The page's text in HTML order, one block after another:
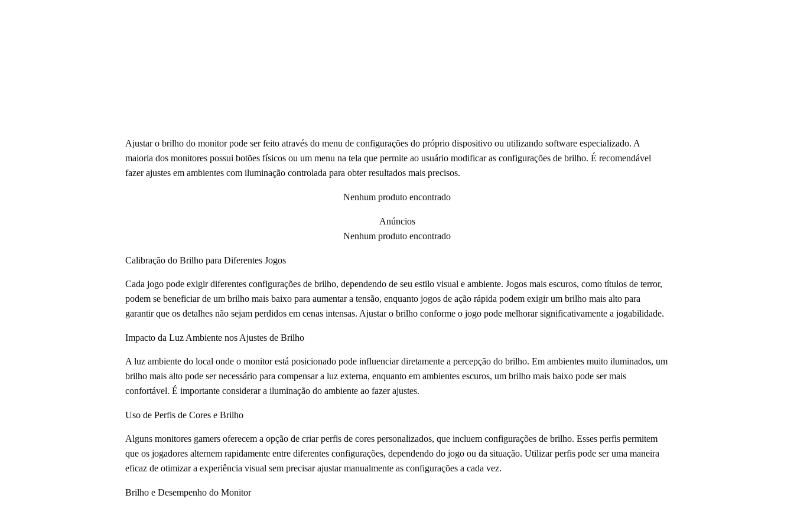
Ajustar o brilho do monitor pode ser feito através do menu de configurações do próprio dispositivo ou utilizando software especializado. A
maioria dos monitores possui botões físicos ou um menu na tela que permite ao usuário modificar as configurações de brilho. É recomendável
fazer ajustes em ambientes com iluminação controlada para obter resultados mais precisos.
Nenhum produto encontrado
Anúncios
Nenhum produto encontrado
Calibração do Brilho para Diferentes Jogos
Cada jogo pode exigir diferentes configurações de brilho, dependendo de seu estilo visual e ambiente. Jogos mais escuros, como títulos de terror,
podem se beneficiar de um brilho mais baixo para aumentar a tensão, enquanto jogos de ação rápida podem exigir um brilho mais alto para
garantir que os detalhes não sejam perdidos em cenas intensas. Ajustar o brilho conforme o jogo pode melhorar significativamente a jogabilidade.
Impacto da Luz Ambiente nos Ajustes de Brilho
A luz ambiente do local onde o monitor está posicionado pode influenciar diretamente a percepção do brilho. Em ambientes muito iluminados, um
brilho mais alto pode ser necessário para compensar a luz externa, enquanto em ambientes escuros, um brilho mais baixo pode ser mais
confortável. É importante considerar a iluminação do ambiente ao fazer ajustes.
Uso de Perfis de Cores e Brilho
Alguns monitores gamers oferecem a opção de criar perfis de cores personalizados, que incluem configurações de brilho. Esses perfis permitem
que os jogadores alternem rapidamente entre diferentes configurações, dependendo do jogo ou da situação. Utilizar perfis pode ser uma maneira
eficaz de otimizar a experiência visual sem precisar ajustar manualmente as configurações a cada vez.
Brilho e Desempenho do Monitor